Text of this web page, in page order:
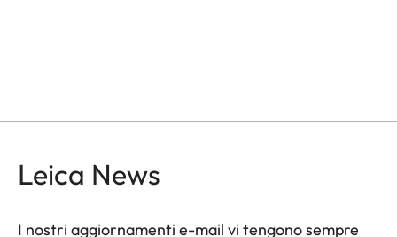
Leica News
I nostri aggiornamenti e-mail vi tengono sempre